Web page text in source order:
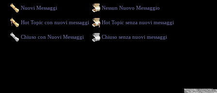
Nuovi Messaggi Nessun Nuovo Messaggio
Hot Topic con nuovi messaggi Hot Topic senza nuovi messaggi
Chiuso con Nuovi Messaggi Chiuso senza nuovi messaggi